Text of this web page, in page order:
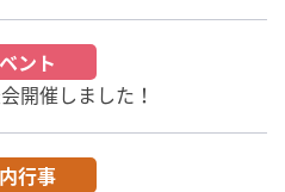
ント
開催しました！
行事